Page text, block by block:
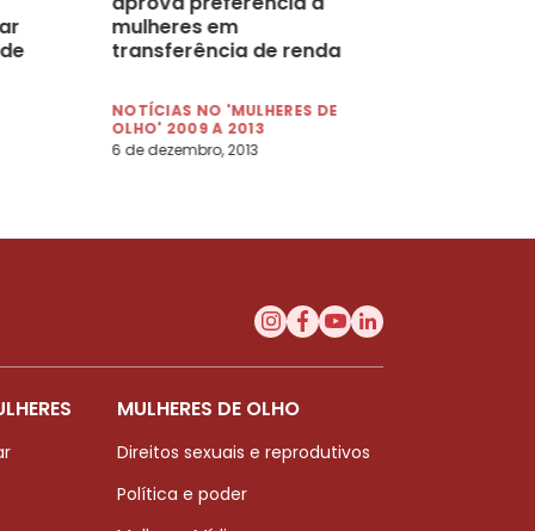
mulheres em
transferência de renda
NOTÍCIAS NO 'MULHERES DE
OLHO' 2009 A 2013
6 de dezembro, 2013
MULHERES DE OLHO
Direitos sexuais e reprodutivos
Política e poder